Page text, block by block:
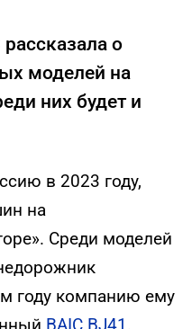
о
моделей на
них будет и
в 2023 году,
на
Среди моделей
году компанию ему